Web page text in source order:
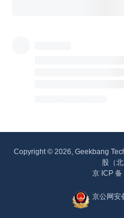
Copyright © 2026, Geekbang
股（
京 ICP
京公网安